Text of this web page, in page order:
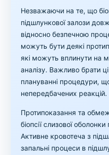
Незважаючи на те, що
підшлункової залози
відносно безпечною
можуть бути деякі
які можуть вплинути на
аналізу. Важливо брати
плануванні процедури,
непередбачених реакцій.
Протипоказання та
біопсії слизової
Активне кровотеча з
запальні процеси в